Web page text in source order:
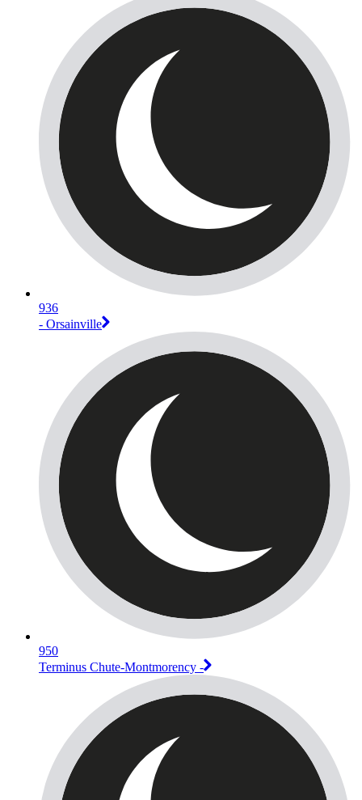
936
- Orsainville
950
Terminus Chute-Montmorency -